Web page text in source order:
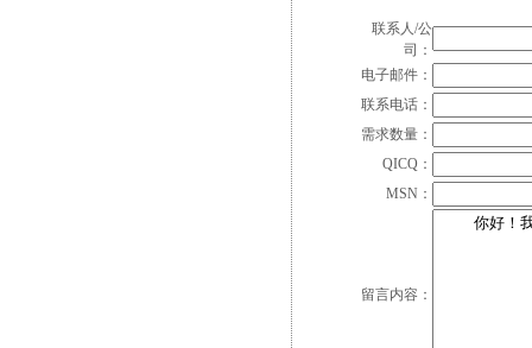
联系人/公
司：
电子邮件：
联系电话：
需求数量：
QICQ：
MSN：
留言内容：